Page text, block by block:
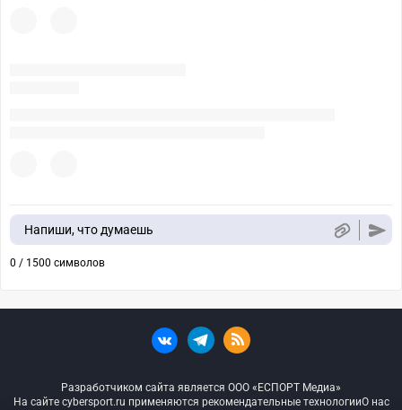
Напиши, что думаешь
0 / 1500 символов
Разработчиком сайта является ООО «ЕСПОРТ Медиа»
На сайте cybersport.ru применяются рекомендательные технологииО нас